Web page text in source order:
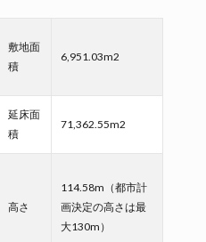
敷地面
積
6,951.03m2
延床面
積
71,362.55m2
高さ
114.58m（都市計
画決定の高さは最
大130m）